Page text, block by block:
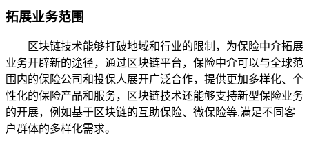
拓展业务范围
区块链技术能够打破地域和行业的限制，为保险中介拓展
业务开辟新的途径，通过区块链平台，保险中介可以与全球范
围内的保险公司和投保人展开广泛合作，提供更加多样化、个
性化的保险产品和服务，区块链技术还能够支持新型保险业务
的开展，例如基于区块链的互助保险、微保险等,满足不同客
户群体的多样化需求。